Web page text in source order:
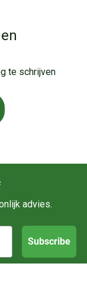
te schrijven
advies.
Subscribe